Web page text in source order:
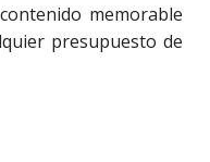
memorable
presupuesto de